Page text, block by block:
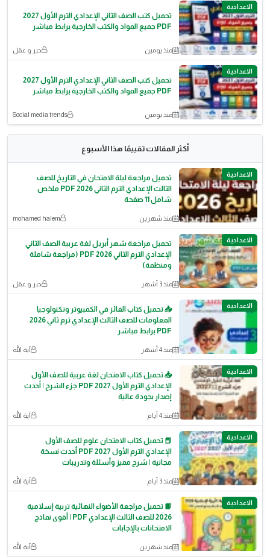
الاعدادية
تحميل كتب الصف الثاني الإعدادي الترم الأول 2027
PDF جميع المواد والكتب الخارجية برابط مباشر
منذ يومين حبر و عقل
الاعدادية
تحميل كتب الصف الثاني الإعدادي الترم الأول 2027
PDF جميع المواد والكتب الخارجية برابط مباشر
منذ يومين Social media trends
أكثر المقالات تقييمًا هذا الأسبوع
الاعدادية
تحميل مراجعة ليلة الامتحان في التاريخ للصف
الثالث الإعدادي الترم الثاني 2026 PDF ملخص
شامل 11 صفحة
منذ شهرين mohamed halem
الاعدادية
تحميل مراجعة شهر أبريل لغة عربية الصف الثاني
الإعدادي الترم الثاني PDF 2026 (مراجعة شاملة
ومنظمة)
منذ 3 أشهر حبر و عقل
الاعدادية
📥 تحميل كتاب الفائز في الكمبيوتر وتكنولوجيا
المعلومات للصف الثالث الإعدادي ترم ثاني 2026
PDF برابط مباشر
منذ 4 أشهر آية الله
الاعدادية
📥 تحميل كتاب الامتحان لغة عربية للصف الأول
الإعدادي الترم الأول 2027 PDF جزء الشرح | أحدث
إصدار بجودة عالية
منذ 4 أيام آية الله
الاعدادية
📕 تحميل كتاب الامتحان علوم للصف الأول
الإعدادي الترم الأول 2027 PDF أحدث نسخة
مجانية | شرح مميز وأسئلة وتدريبات
منذ 3 أيام آية الله
الاعدادية
📙 تحميل مراجعة الأضواء النهائية تربية إسلامية
2026 للصف الثالث الإعدادي PDF | أقوى نماذج
الامتحانات بالإجابات
منذ شهرين آية الله